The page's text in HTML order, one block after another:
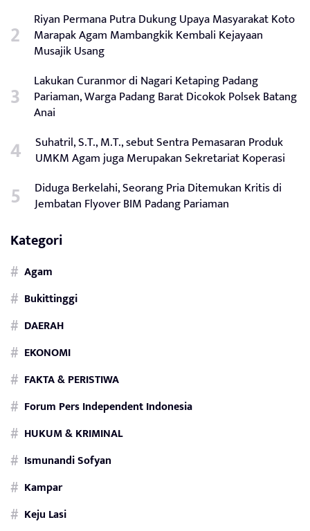
Riyan Permana Putra Dukung Upaya Masyarakat Koto
Marapak Agam Mambangkik Kembali Kejayaan
Musajik Usang
Lakukan Curanmor di Nagari Ketaping Padang
Pariaman, Warga Padang Barat Dicokok Polsek Batang
Anai
Suhatril, S.T., M.T., sebut Sentra Pemasaran Produk
UMKM Agam juga Merupakan Sekretariat Koperasi
Diduga Berkelahi, Seorang Pria Ditemukan Kritis di
Jembatan Flyover BIM Padang Pariaman
Kategori
Agam
Bukittinggi
DAERAH
EKONOMI
FAKTA & PERISTIWA
Forum Pers Independent Indonesia
HUKUM & KRIMINAL
Ismunandi Sofyan
Kampar
Keju Lasi